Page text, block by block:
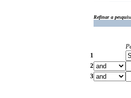
Refinar a
1
2
3